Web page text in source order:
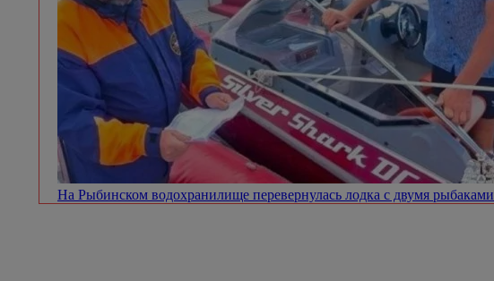
На Рыбинском водохранилище перевернулась лодка с двумя рыбаками